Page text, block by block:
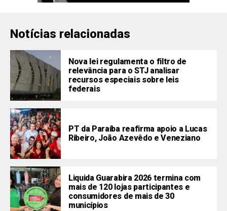
Notícias relacionadas
Nova lei regulamenta o filtro de
relevância para o STJ analisar
recursos especiais sobre leis
federais
PT da Paraíba reafirma apoio a Lucas
Ribeiro, João Azevêdo e Veneziano
Liquida Guarabira 2026 termina com
mais de 120 lojas participantes e
consumidores de mais de 30
municípios